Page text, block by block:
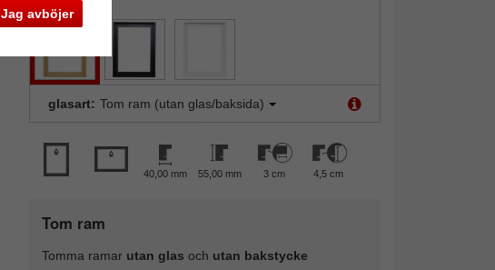
Jag avböjer
Nästa
glasart: Tom ram (utan glas/baksida)
40,00 mm 55,00 mm 3 cm 4,5 cm
Tom ram
Tomma ramar utan glas och utan bakstycke